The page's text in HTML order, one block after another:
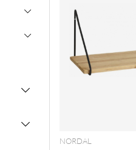
NORDAL